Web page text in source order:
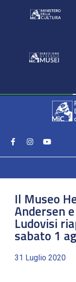
Il Museo
Andersen
Ludovisi
sabato 1
31 Luglio 2020